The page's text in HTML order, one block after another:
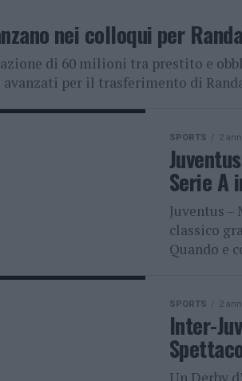
nei colloqui per
di 60 milioni tra prestito e
per il trasferimento di
SPORTS 2
Serie A
Juventus
classico
Quando e
SPORTS 2
Inter-